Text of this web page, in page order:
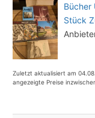
Bücher
Stück
Zuletzt aktualisiert am
angezeigte Preise